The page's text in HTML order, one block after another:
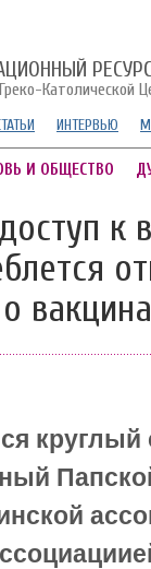
Католической
ИНТЕРВЬЮ
И ОБЩЕСТВО
к
круглый